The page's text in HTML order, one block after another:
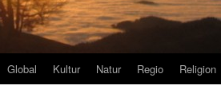
Global Kultur Natur Regio Religion